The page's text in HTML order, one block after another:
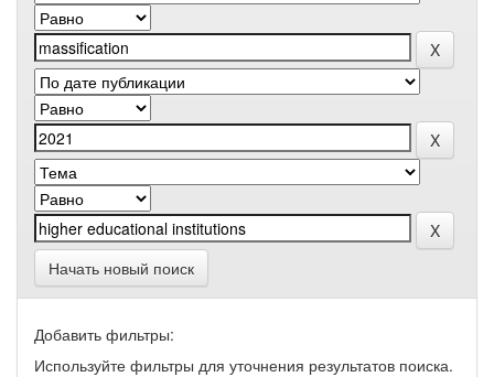
Начать новый поиск
Добавить фильтры:
Используйте фильтры для уточнения результатов поиска.